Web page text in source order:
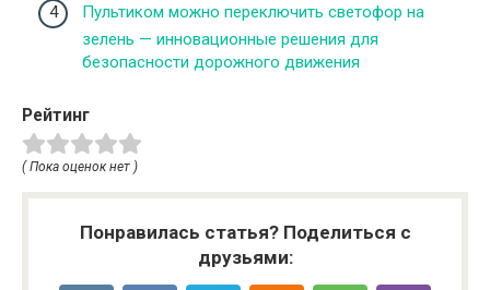
Пультиком можно переключить светофор на
зелень — инновационные решения для
безопасности дорожного движения
Рейтинг
( Пока оценок нет )
Понравилась статья? Поделиться с
друзьями: